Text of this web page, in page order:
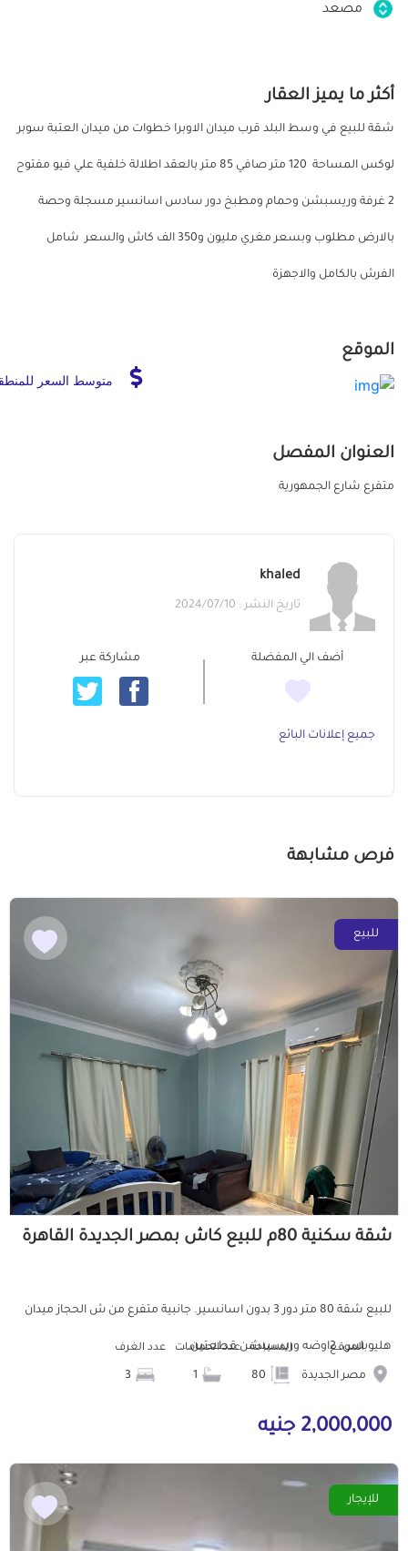
مصعد
أكثر ما يميز العقار
شقة للبيع في وسط البلد قرب ميدان الاوبرا خطوات من ميدان العتبة سوبر
لوكس المساحة 120 متر صافي 85 متر بالعقد اطلالة خلفية علي فيو مفتوح
2 غرفة وريسبشن وحمام ومطبخ دور سادس اسانسير مسجلة وحصة
بالارض مطلوب وبسعر مغري مليون و350 الف كاش والسعر شامل
الفرش بالكامل والاجهزة
الموقع
متوسط السعر
العنوان المفصل
متفرع شارع الجمهورية
khaled
تاريخ النشر : 2024/07/10
أضف الي المفضلة مشاركة عبر
جميع إعلانات البائع
فرص مشابهة
للبيع
شقة سكنية 80م للبيع كاش بمصر الجديدة القاهرة
للبيع شقة 80 متر دور 3 بدون اسانسير. جانبية متفرع من ش الحجاز ميدان
هليوبلس. 2اوضه وريسيبشن قطعتين...
الموقع
مصر الجديدة
المساحة عدد الحمامات عدد الغرف
2,000,000 جنيه
للإيجار